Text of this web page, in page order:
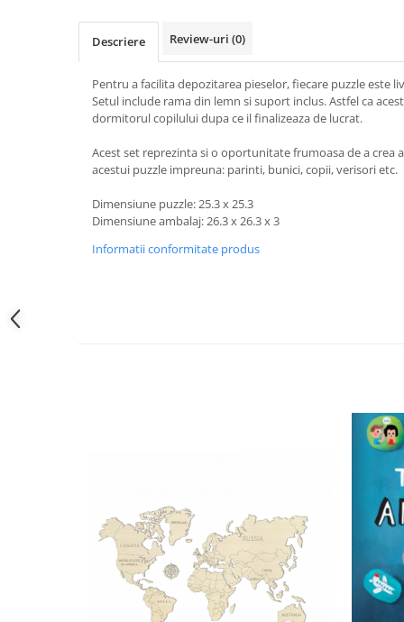
Descriere Review-uri (0)
Pentru a facilita depozitarea pieselor, fiecare puzzle este
Setul include rama din lemn si suport inclus. Astfel ca
dormitorul copilului dupa ce il finalizeaza de lucrat.
Acest set reprezinta si o oportunitate frumoasa de a crea
acestui puzzle impreuna: parinti, bunici, copii, verisori etc.
Dimensiune puzzle: 25.3 x 25.3
Dimensiune ambalaj: 26.3 x 26.3 x 3
Informatii conformitate produs